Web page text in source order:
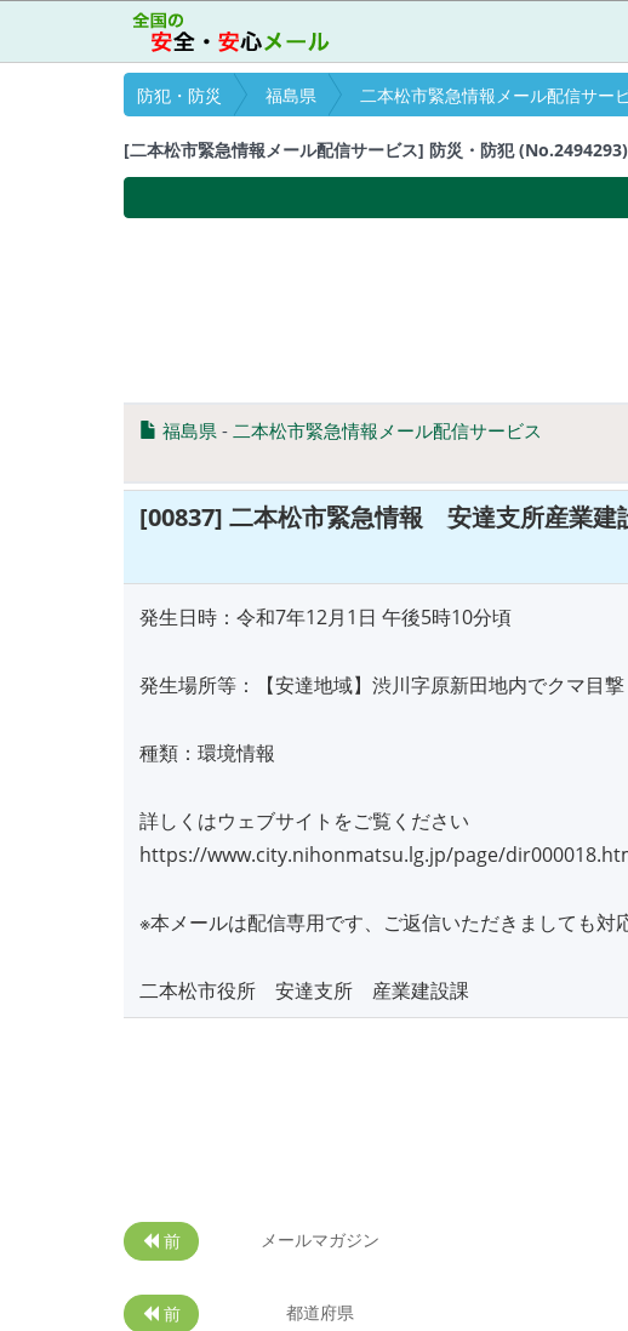
防犯・防災 福島県 二本松市緊急情報メール配信サー
[二本松市緊急情報メール配信サービス] 防災・防犯 (No.2494293)
福島県 - 二本松市緊急情報メール配信サービス
[00837] 二本松市緊急情報 安達支所産業建
発生日時：令和7年12月1日 午後5時10分頃
発生場所等：【安達地域】渋川字原新田地内でクマ目撃
種類：環境情報
詳しくはウェブサイトをご覧ください
https://www.city.nihonmatsu.lg.jp/page/
※本メールは配信専用です、ご返信いただきましても対
二本松市役所 安達支所 産業建設課
前 メールマガジン
前 都道府県